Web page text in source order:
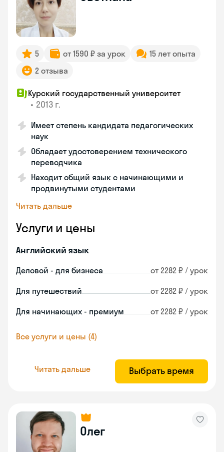
5 от 1590 ₽ за урок
15 лет опыта
2 отзыва
Курский государственный университет
• 2013 г.
Имеет степень кандидата педагогических
наук
Обладает удостоверением технического
переводчика
Находит общий язык с начинающими и
продвинутыми студентами
Читать дальше
Услуги и цены
Английский язык
Деловой - для бизнеса от 2282 ₽ / урок
Для путешествий от 2282 ₽ / урок
Для начинающих - премиум от 2282 ₽ / урок
Все услуги и цены (4)
Читать дальше Выбрать время
Олег